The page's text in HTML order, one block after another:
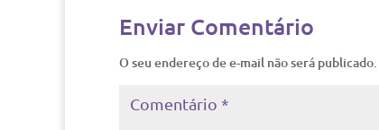
Enviar Comentário
O seu endereço de e-mail não será publicado.